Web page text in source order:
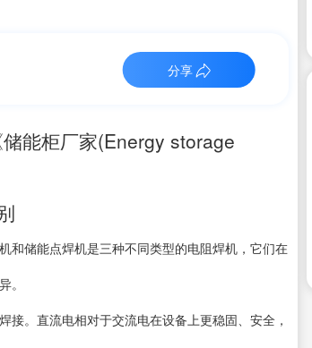
分享
能柜厂家(Energy storage
和储能点焊机是三种不同类型的电阻焊机，它们在
。
。直流电相对于交流电在设备上更稳固、安全，